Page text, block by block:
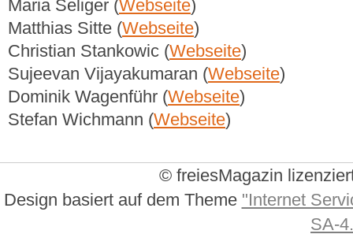
Maria Seliger (Webseite)
Matthias Sitte (Webseite)
Christian Stankowic (Webseite)
Sujeevan Vijayakumaran (Webseite)
Dominik Wagenführ (Webseite)
Stefan Wichmann (Webseite)
© freiesMagazin
Design basiert auf dem Theme "Internet
SA-